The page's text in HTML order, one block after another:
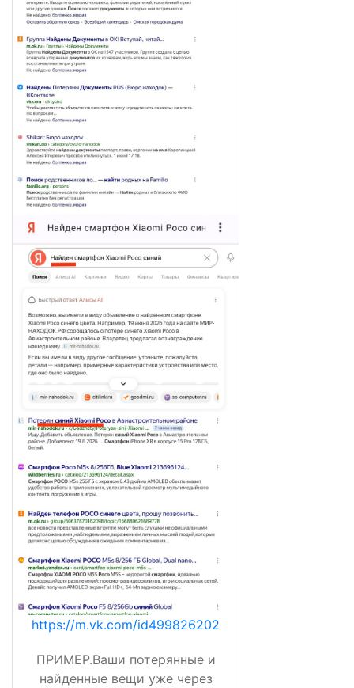
https://m.vk.com/id499826202
ПРИМЕР.Ваши потерянные и
найденные вещи уже через